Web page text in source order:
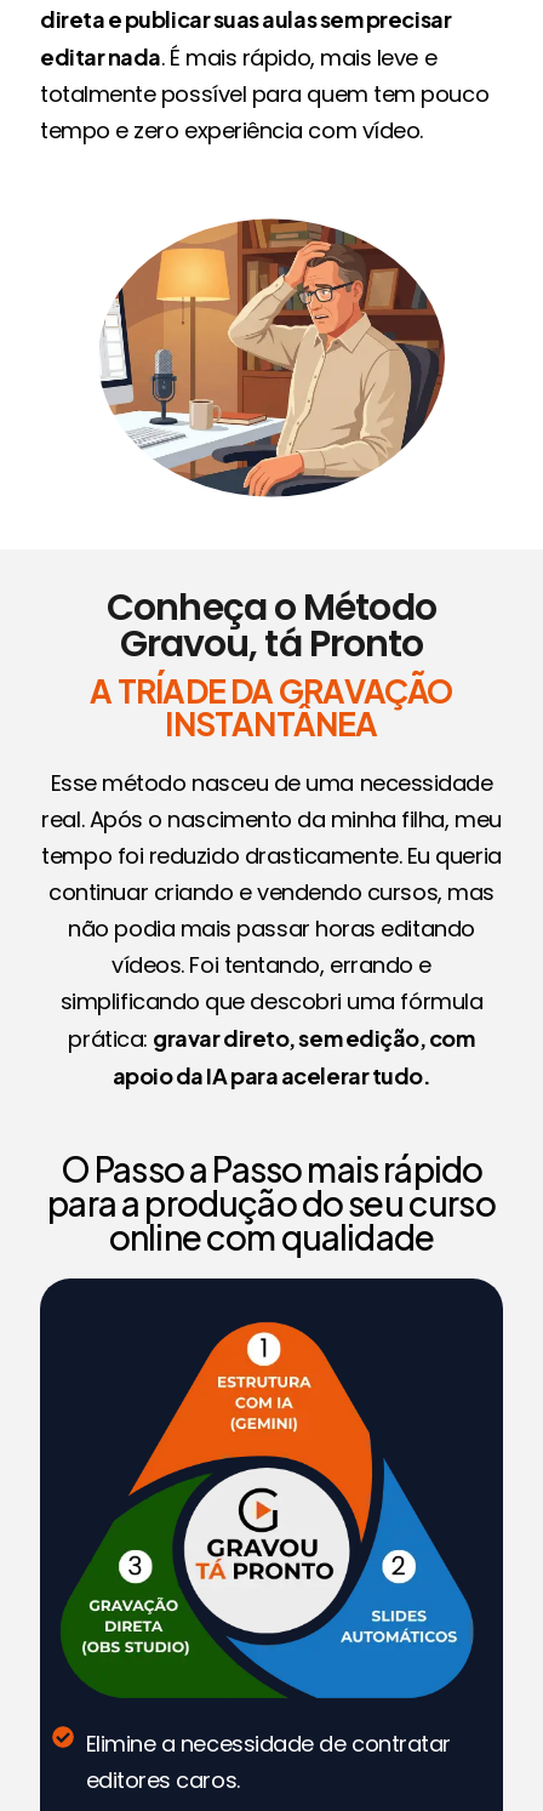
direta e publicar suas aulas sem precisar
editar nada. É mais rápido, mais leve e
totalmente possível para quem tem pouco
tempo e zero experiência com vídeo.
Conheça o Método
Gravou, tá Pronto
A TRÍADE DA GRAVAÇÃO
INSTANTÂNEA
Esse método nasceu de uma necessidade
real. Após o nascimento da minha filha, meu
tempo foi reduzido drasticamente. Eu queria
continuar criando e vendendo cursos, mas
não podia mais passar horas editando
vídeos. Foi tentando, errando e
simplificando que descobri uma fórmula
prática: gravar direto, sem edição, com
apoio da IA para acelerar tudo.
O Passo a Passo mais rápido
para a produção do seu curso
online com qualidade​
Elimine a necessidade de contratar
editores caros.